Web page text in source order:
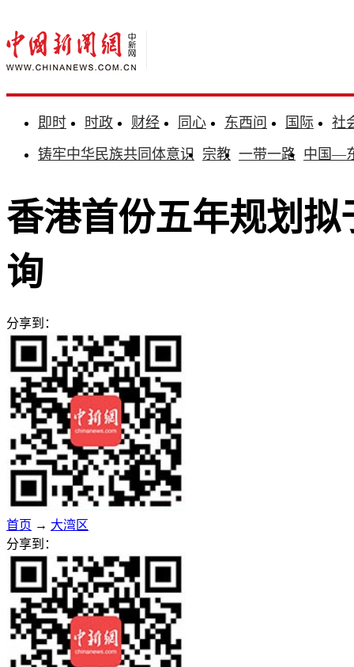
即时 时政 财经 同心 东西问 国际
社
铸牢中华民族共同体意识 宗教 一带一路 中国—
香港首份五年规划
询
分享到：
首页 → 大湾区
分享到：